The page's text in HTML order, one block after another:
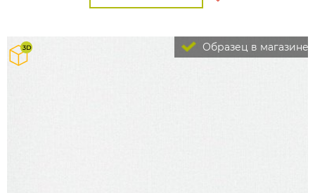
Образец в магазине